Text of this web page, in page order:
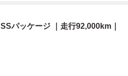
不可。引き取りの
G5550
パッケージ ｜走行92,000km｜